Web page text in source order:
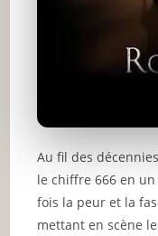
Au fil des
le chiffre 666 en
fois la peur et la
mettant en scène